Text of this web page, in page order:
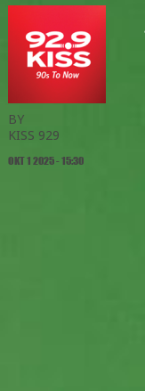
BY
KISS 929
ΟΚΤ 1 2025 - 15:30